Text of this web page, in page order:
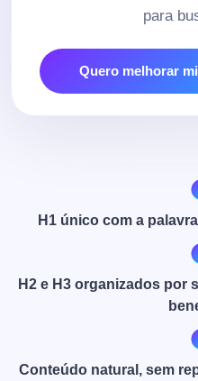
para
Quero melhorar
H1 único com a
H2 e H3 organizados por
Conteúdo natural, sem